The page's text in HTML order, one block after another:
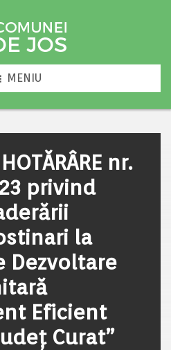
MENIU
nr.
privind
la
Dezvoltare
Eficient
Curat”